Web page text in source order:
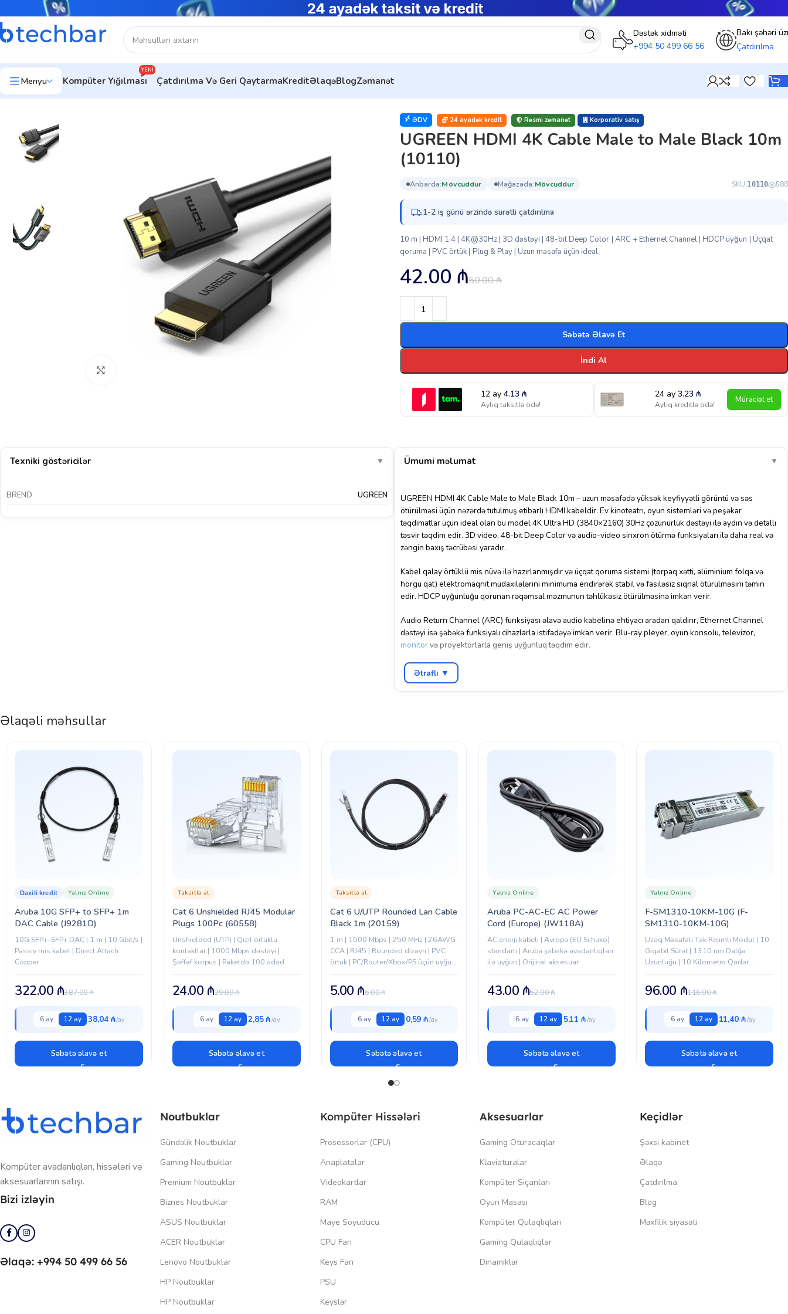
Dəstək xidməti
+994 50 499 66 56
Bakı şəhəri
Çatdırılma
Menyu Kompüter Yığılması
YENI
Çatdırılma Və Geri QaytarmaKreditƏlaqəBlogZəmanət
Ev Şəbəkə avadanlıqları
ƏDV 24 ayadək kredit Rəsmi zəmanət Korporativ satış
UGREEN HDMI 4K Cable Male to Male Black 10m
(10110)
anbarda: mövcuddur mağazada: mövcuddur SKU:10110 588
1-2 iş günü ərzində sürətli çatdırılma
10 m | HDMI 1.4 | 4K@30Hz | 3D dəstəyi | 48-bit Deep Color | ARC + Ethernet Channel | HDCP uyğun | Üçqat
qoruma | PVC örtük | Plug & Play | Uzun məsafə üçün ideal
50.00₼
42.00 ₼
Səbətə Əlavə Et
İndi Al
12 ay4.13₼
Aylıq taksitlə ödə!
24 ay3.23₼
Aylıq kreditlə ödə! Müraciət et
Texniki göstəricilər ▼
BREND UGREEN
Ümumi məlumat ▼
UGREEN HDMI 4K Cable Male to Male Black 10m – uzun məsafədə yüksək keyfiyyətli görüntü və səs
ötürülməsi üçün nəzərdə tutulmuş etibarlı HDMI kabeldir. Ev kinoteatrı, oyun sistemləri və peşəkar
təqdimatlar üçün ideal olan bu model 4K Ultra HD (3840×2160) 30Hz çözünürlük dəstəyi ilə aydın və detallı
təsvir təqdim edir. 3D video, 48-bit Deep Color və audio-video sinxron ötürmə funksiyaları ilə daha real və
zəngin baxış təcrübəsi yaradır.
Kabel qalay örtüklü mis nüvə ilə hazırlanmışdır və üçqat qoruma sistemi (torpaq xətti, alüminium folqa və
hörgü qat) elektromaqnit müdaxilələrini minimuma endirərək stabil və fasiləsiz siqnal ötürülməsini təmin
edir. HDCP uyğunluğu qorunan rəqəmsal məzmunun təhlükəsiz ötürülməsinə imkan verir.
Audio Return Channel (ARC) funksiyası əlavə audio kabelinə ehtiyacı aradan qaldırır, Ethernet Channel
dəstəyi isə şəbəkə funksiyalı cihazlarla istifadəyə imkan verir. Blu-ray pleyer, oyun konsolu, televizor,
monitorvə proyektorlarla geniş uyğunluq təqdim edir.
10 metr uzunluğu böyük otaqlarda və geniş məsafəli qoşulmalarda rahatlıq yaradır. 26AWG qalınlıq və
davamlı PVC örtük kabelin möhkəmliyini və uzunömürlü istifadəsini təmin edir. Plug & Play xüsusiyyəti
Ətraflı ▼
Əlaqəli məhsullar
Aruba 10G SFP+ to SFP+ 1m
DAC Cable (J9281D)
Daxili kredit Yalnız Online
10G SFP+–SFP+ DAC | 1 m | 10 Gbit/s |
Passiv mis kabel | Direct Attach
Copper
387.00₼
322.00 ₼
6 ay 12 ay 38,04 ₼
Səbətə əlavə et
Cat 6 Unshielded RJ45 Modular
Plugs 100Pc (60558)
Taksitlə al
Unshielded (UTP) | Qızıl örtüklü
kontaktlar | 1000 Mbps dəstəyi |
Şəffaf korpus | Paketdə 100 ədəd
29.00₼
24.00 ₼
6 ay 12 ay 2,85 ₼
Səbətə əlavə et
Cat 6 U/UTP Rounded Lan Cable
Black 1m (20159)
Taksitlə al
1 m | 1000 Mbps | 250 MHz | 26AWG
CCA | RJ45 | Rounded dizayn | PVC
örtük | PC/Router/Xbox/PS üçün uyğun
6.00₼
5.00 ₼
6 ay 12 ay 0,59 ₼
Səbətə əlavə et
Aruba PC-AC-EC AC Power
Cord (Europe) (JW118A)
Yalnız Online
AC enerji kabeli | Avropa (EU Schuko)
standartı | Aruba şəbəkə avadanlıqları
ilə uyğun | Orijinal aksesuar
52.00₼
43.00 ₼
6 ay 12 ay 5,11 ₼
Səbətə əlavə et
F-SM1310-10KM-10G (F-
SM1310-10KM-10G)
Yalnız Online
Uzaq Məsafəli Tək Rejimli Modul | 10
Gigabit Sürət | 1310 nm Dalğa
Uzunluğu | 10 Kilometrə Qədər
Üçün Əvəzsiz | Stabil və Çox...
116.00₼
96.00 ₼
6 ay 12 ay 11,40 ₼
Səbətə əlavə et
Kompüter avadanlıqları, hissələri və
aksesuarlarının satışı.
Bizi izləyin
Əlaqə: +994 50 499 66 56
Noutbuklar
Gündəlik Noutbuklar
Gaming Noutbuklar
Premium Noutbuklar
Biznes Noutbuklar
ASUS Noutbuklar
ACER Noutbuklar
Lenovo Noutbuklar
HP Noutbuklar
HP Noutbuklar
Kompüter Hissələri
Prosessorlar (CPU)
Anaplatalar
Videokartlar
RAM
Maye Soyuducu
CPU Fan
Keys Fan
PSU
Keyslər
Aksesuarlar
Gaming Oturacaqlar
Klaviaturalar
Kompüter Siçanları
Oyun Masası
Kompüter Qulaqlıqları
Gaming Qulaqlıqlar
Dinamiklər
Keçidlər
Şəxsi kabinet
Əlaqə
Çatdırılma
Blog
Məxfilik siyasəti